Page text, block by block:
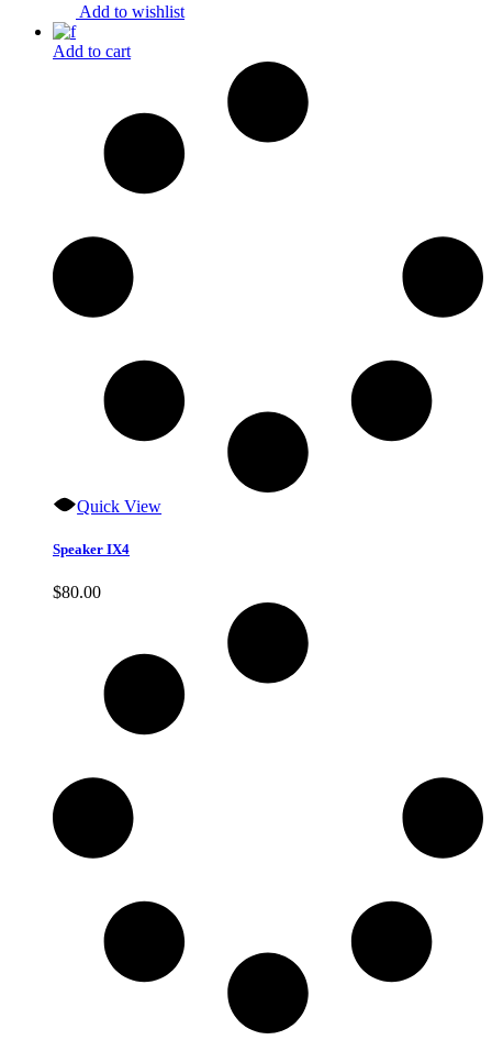
Add to wishlist
Add to cart
Quick View
Speaker IX4
$80.00